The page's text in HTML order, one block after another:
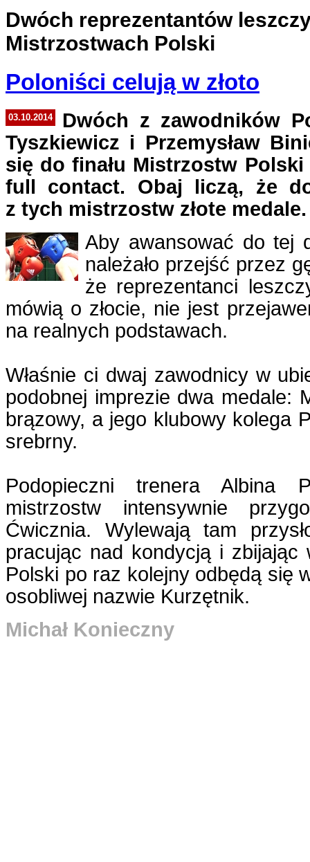
Dwóch reprezentantów
Mistrzostwach Polski
Poloniści celują w złoto
03.10.2014
Dwóch z zawodników
Tyszkiewicz i Przemysław
się do finału Mistrzostw
full contact. Obaj liczą, że
z tych mistrzostw złote medale.
Aby awansować do tej
należało przejść przez
że reprezentanci
mówią o złocie, nie jest
na realnych podstawach.
Właśnie ci dwaj zawodnicy w
podobnej imprezie dwa medale:
brązowy, a jego klubowy kolega
srebrny.
Podopieczni trenera Albina
mistrzostw intensywnie
Ćwicznia. Wylewają tam
pracując nad kondycją i zbijając
Polski po raz kolejny odbędą się
osobliwej nazwie Kurzętnik.
Michał Konieczny